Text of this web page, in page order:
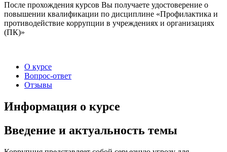
После прохождения курсов Вы получаете удостоверение о
повышении квалификации по дисциплине «Профилактика и
противодействие коррупции в учреждениях и организациях
(ПК)»
О курсе
Вопрос-ответ
Отзывы
Информация о курсе
Введение и актуальность темы